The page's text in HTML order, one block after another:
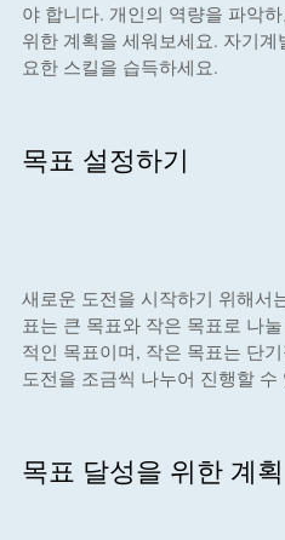
야 합니다. 개인의 역량을 파악
위한 계획을 세워보세요. 자기
요한 스킬을 습득하세요.
목표 설정하기
새로운 도전을 시작하기 위해서
표는 큰 목표와 작은 목표로 나
적인 목표이며, 작은 목표는 단
도전을 조금씩 나누어 진행할 수
목표 달성을 위한 계